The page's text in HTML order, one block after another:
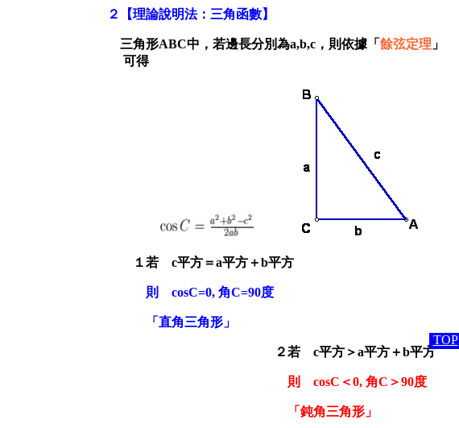
２【理論說明法：三角函數】
三角形ABC中，若邊長分別為a,b,c，則依據「 餘弦定理 」
可得
１若 c平方＝a平方＋b平方
則 cosC=0, 角C=90度
「直角三角形」
２若 c平方＞a平方＋b平方
則 cosC＜0, 角C＞90度
「鈍角三角形」
TOP